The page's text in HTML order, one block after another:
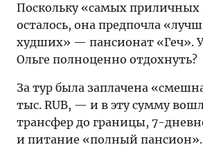
Поскольку «самых приличных
осталось, она предпочла
худших» — пансионат «Геч».
Ольге полноценно отдохнуть?
За тур была заплачена
тыс. RUB, — и в эту сумму
трансфер до границы, 7-
и питание «полный